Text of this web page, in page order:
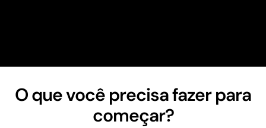
O que você precisa fazer para
começar?